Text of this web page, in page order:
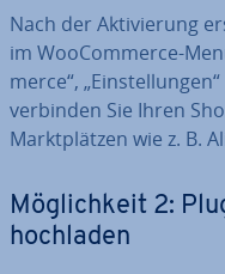
Nach der Ak­ti­vie­rung
im Woo­Com­mer­ce-
mer­ce“,
verbinden Sie Ihren
Markt­plät­zen wie z. B.
Mög­lich­keit 2:
hochladen